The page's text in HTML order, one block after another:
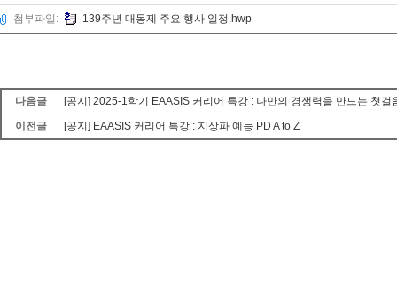
첨부파일: 139주년 대동제 주요 행사 일정.hwp
다음글
[공지] 2025-1학기 EAASIS 커리어 특강 : 나만의 경쟁력을 만드는 첫걸
이전글
[공지] EAASIS 커리어 특강 : 지상파 예능 PD A to Z